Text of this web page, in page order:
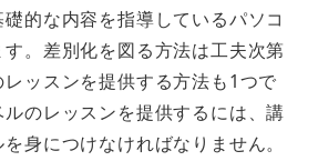
的な内容を指導しているパソコ
。差別化を図る方法は工夫次第
ッスンを提供する方法も1つで
のレッスンを提供するには、講
身につけなければなりません。